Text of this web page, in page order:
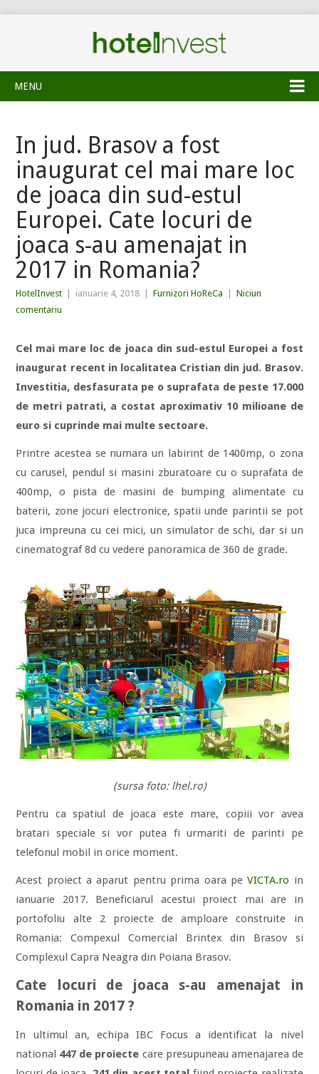
MENU
In jud. Brasov a fost
inaugurat cel mai mare loc
de joaca din sud-estul
Europei. Cate locuri de
joaca s-au amenajat in
2017 in Romania?
HotelInvest ianuarie 4, 2018 Furnizori HoReCa
Niciun
comentariu
Cel mai mare loc de joaca din sud-estul Europei a fost
inaugurat recent in localitatea Cristian din jud. Brasov.
Investitia, desfasurata pe o suprafata de peste 17.000
de metri patrati, a costat aproximativ 10 milioane de
euro si cuprinde mai multe sectoare.
Printre acestea se numara un labirint de 1400mp, o zona
cu carusel, pendul si masini zburatoare cu o suprafata de
400mp, o pista de masini de bumping alimentate cu
baterii, zone jocuri electronice, spatii unde parintii se pot
juca impreuna cu cei mici, un simulator de schi, dar si un
cinematograf 8d cu vedere panoramica de 360 de grade.
(sursa foto: lhel.ro)
Pentru ca spatiul de joaca este mare, copiii vor avea
bratari speciale si vor putea fi urmariti de parinti pe
telefonul mobil in orice moment.
Acest proiect a aparut pentru prima oara peVICTA.ro in
ianuarie 2017. Beneficiarul acestui proiect mai are in
portofoliu alte 2 proiecte de amploare construite in
Romania: Compexul Comercial Brintex din Brasov si
Complexul Capra Neagra din Poiana Brasov.
Cate locuri de joaca s-au amenajat in
Romania in 2017 ?
In ultimul an, echipa IBC Focus a identificat la nivel
national 447 de proiecte care presupuneau amenajarea de